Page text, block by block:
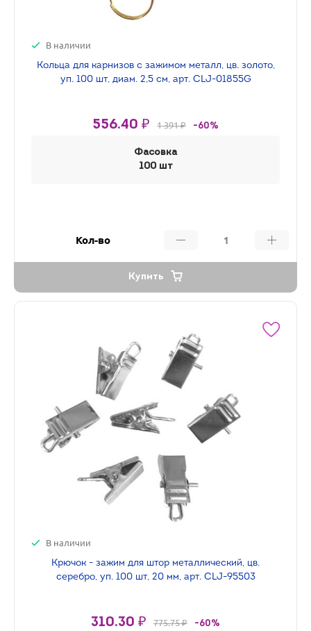
В наличии
Кольца для карнизов с зажимом металл, цв. золото,
уп. 100 шт, диам. 2,5 см, арт. CLJ-01855G
556.40 ₽ 1 391 ₽ -60%
Фасовка
100 шт
Кол-во
Купить
В наличии
Крючок - зажим для штор металлический, цв.
серебро, уп. 100 шт, 20 мм, арт. CLJ-95503
310.30 ₽ 775.75 ₽ -60%